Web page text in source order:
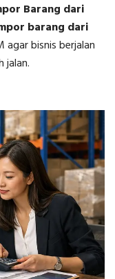
Barang dari
barang dari
agar bisnis berjalan
jalan.